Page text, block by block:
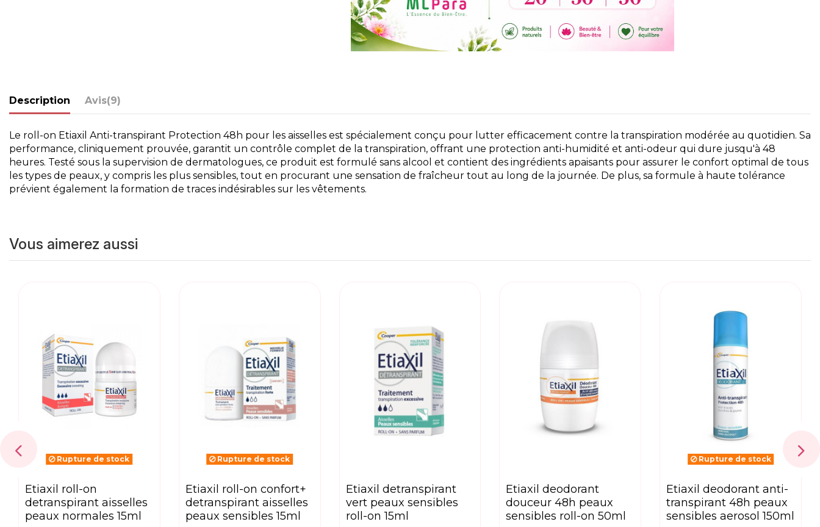
Description Avis(9)
Le roll-on Etiaxil Anti-transpirant Protection 48h pour les aisselles est spécialement conçu pour lutter efficacement contre la transpiration modérée au quotidien. Sa
performance, cliniquement prouvée, garantit un contrôle complet de la transpiration, offrant une protection anti-humidité et anti-odeur qui dure jusqu'à 48
heures. Testé sous la supervision de dermatologues, ce produit est formulé sans alcool et contient des ingrédients apaisants pour assurer le confort optimal de tous
les types de peaux, y compris les plus sensibles, tout en procurant une sensation de fraîcheur tout au long de la journée. De plus, sa formule à haute tolérance
prévient également la formation de traces indésirables sur les vêtements.
Vous aimerez aussi
Rupture de stock
etiaxil roll-on
detranspirant aisselles
peaux normales 15ml
Rupture de stock
etiaxil roll-on confort+
detranspirant aisselles
peaux sensibles 15ml
etiaxil detranspirant
vert peaux sensibles
roll-on 15ml
etiaxil deodorant
douceur 48h peaux
sensibles roll-on 50ml
Rupture de stock
etiaxil deodorant anti-
transpirant 48h peaux
sensibles aerosol 150ml